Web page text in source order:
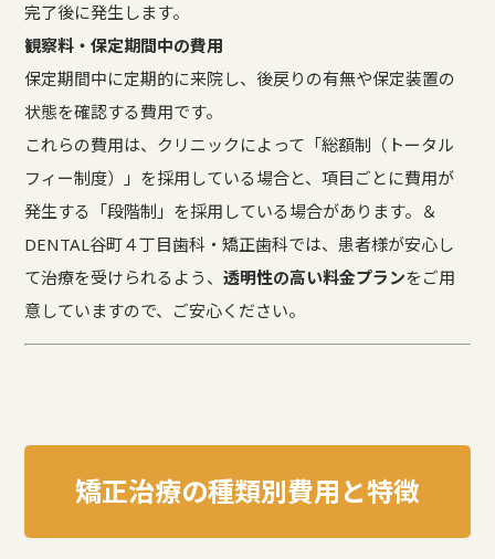
完了後に発生します。
観察料・保定期間中の費用
保定期間中に定期的に来院し、後戻りの有無や保定装置の
状態を確認する費用です。
これらの費用は、クリニックによって「総額制（トータル
フィー制度）」を採用している場合と、項目ごとに費用が
発生する「段階制」を採用している場合があります。＆
DENTAL谷町４丁目歯科・矯正歯科では、患者様が安心し
て治療を受けられるよう、透明性の高い料金プランをご用
意していますので、ご安心ください。
矯正治療の種類別費用と特徴